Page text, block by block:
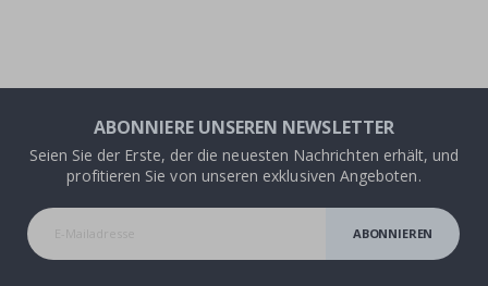
ABONNIERE UNSEREN NEWSLETTER
Seien Sie der Erste, der die neuesten Nachrichten erhält, und
profitieren Sie von unseren exklusiven Angeboten.
ABONNIEREN